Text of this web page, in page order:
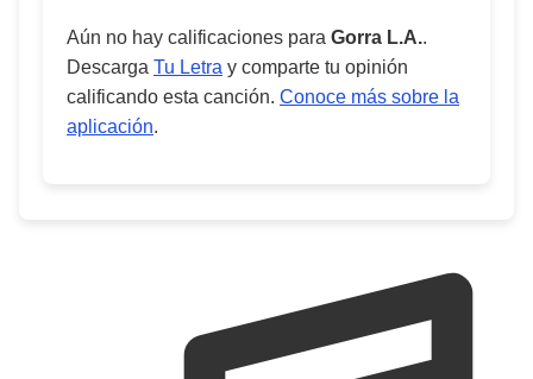
Aún no hay calificaciones para Gorra L.A..
Descarga Tu Letra y comparte tu opinión
calificando esta canción. Conoce más sobre la
aplicación.